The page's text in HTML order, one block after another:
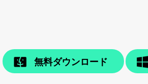
無料ダウンロード